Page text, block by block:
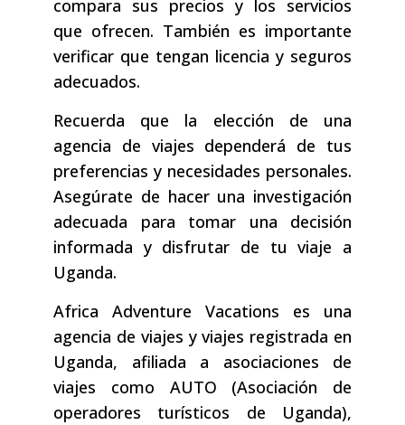
compara sus precios y los servicios
que ofrecen. También es importante
verificar que tengan licencia y seguros
adecuados.
Recuerda que la elección de una
agencia de viajes dependerá de tus
preferencias y necesidades personales.
Asegúrate de hacer una investigación
adecuada para tomar una decisión
informada y disfrutar de tu viaje a
Uganda.
Africa Adventure Vacations es una
agencia de viajes y viajes registrada en
Uganda, afiliada a asociaciones de
viajes como AUTO (Asociación de
operadores turísticos de Uganda),